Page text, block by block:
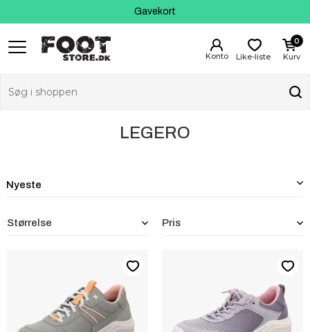
Gavekort
Kundeservice
Kurv
0
Like-liste
LEGERO
Størrelse Pris